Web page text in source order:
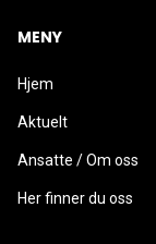
MENY
Hjem
Aktuelt
Ansatte / Om oss
Her finner du oss